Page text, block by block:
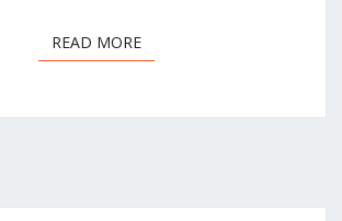
READ MOREREAD MORE